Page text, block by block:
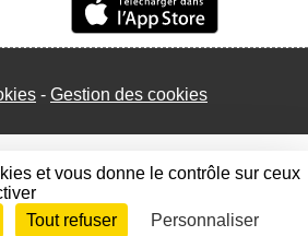
Gestion des cookies
Connexion
et vous donne le contrôle sur ceux
Tout refuser Personnaliser